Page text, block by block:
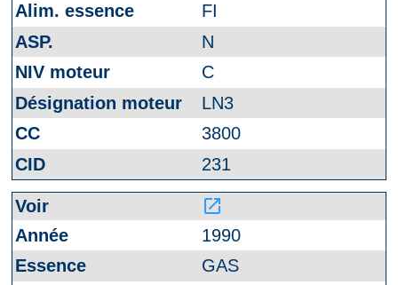
FI
N
C
LN3
3800
231
launch
1990
GAS